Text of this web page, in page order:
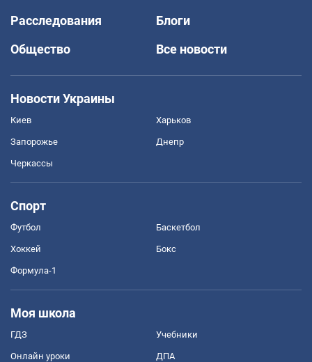
Расследования
Блоги
Общество
Все новости
Новости Украины
Киев Харьков
Запорожье Днепр
Черкассы
Спорт
Футбол Баскетбол
Хоккей Бокс
Формула-1
Моя школа
ГДЗ Учебники
Онлайн уроки ДПА